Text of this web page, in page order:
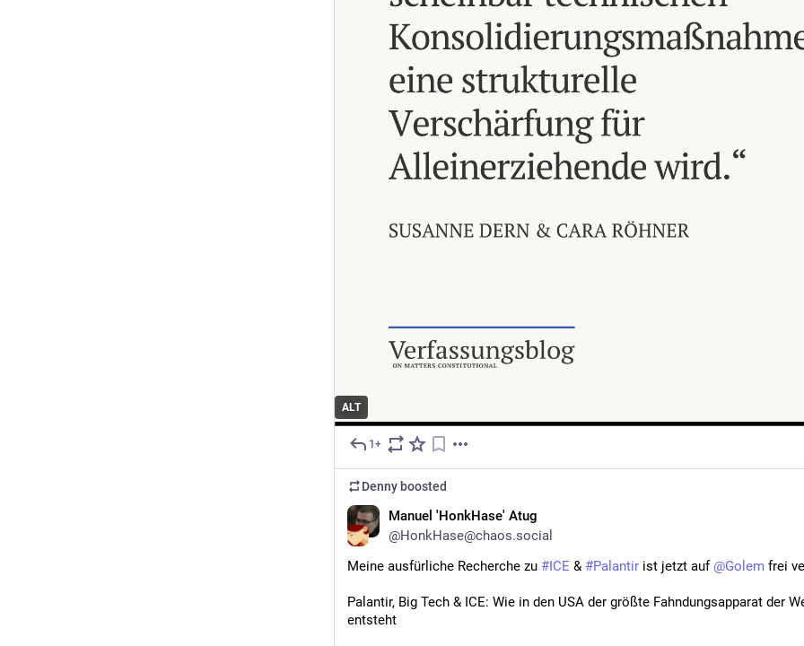
ALT
1+
Denny boosted
Manuel 'HonkHase' Atug
@HonkHase@chaos.social
Meine ausfürliche Recherche zu #ICE & #Palantir ist jetzt auf @Golem frei
Palantir, Big Tech & ICE: Wie in den USA der größte Fahndungsapparat der
entsteht